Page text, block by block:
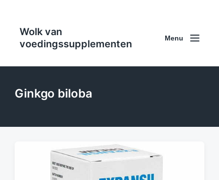
Wolk van
voedingssupplementen
Menu
Ginkgo biloba